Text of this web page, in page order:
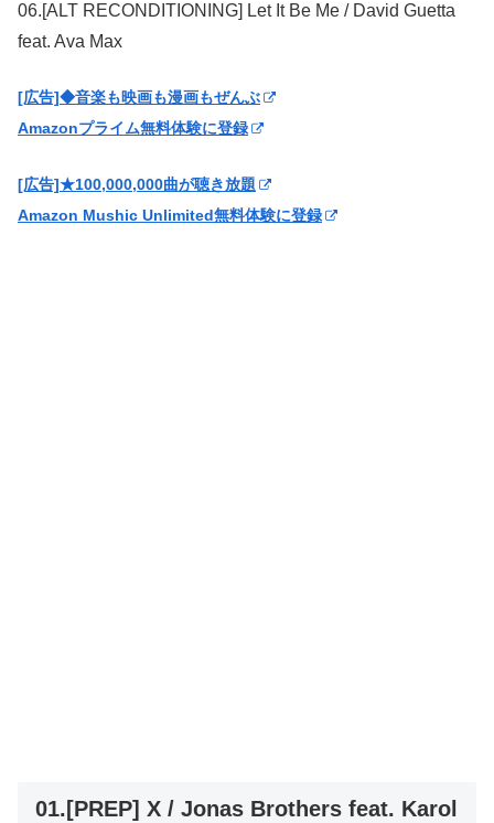
06.[ALT RECONDITIONING] Let It Be Me / David Guetta
feat. Ava Max
[広告]◆音楽も映画も漫画もぜんぶ
Amazonプライム無料体験に登録
[広告]★100,000,000曲が聴き放題
Amazon Mushic Unlimited無料体験に登録
01.[PREP] X / Jonas Brothers feat. Karol